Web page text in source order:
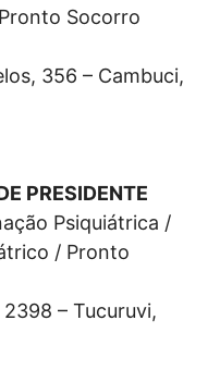
Socorro
356 – Cambuci,
PRESIDENTE
Psiquiátrica /
/ Pronto
– Tucuruvi,